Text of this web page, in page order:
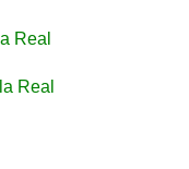
Real
Real